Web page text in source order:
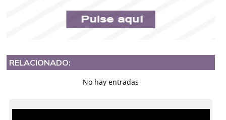
RELACIONADO:
No hay entradas